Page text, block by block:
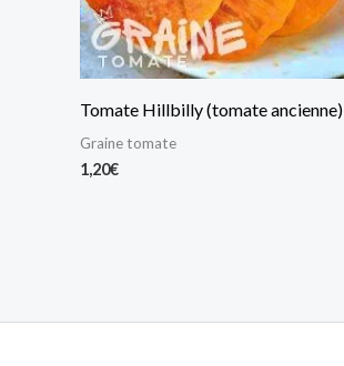
Tomate Hillbilly (tomate ancienne)
Graine tomate
1,20€